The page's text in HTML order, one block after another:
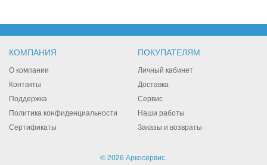
КОМПАНИЯ
О компании
Контакты
Поддержка
Политика конфиденциальности
Сертификаты
ПОКУПАТЕЛЯМ
Личный кабинет
Доставка
Сервис
Наши работы
Заказы и возвраты
© 2026 Аркосервис.